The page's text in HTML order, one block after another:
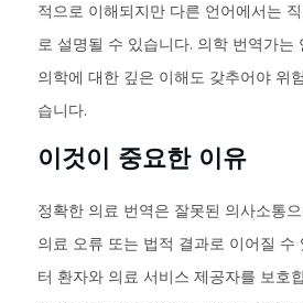
적으로 이해되지만 다른 언어에서는
로 설명될 수 있습니다. 의학 번역가는
의학에 대한 깊은 이해도 갖추어야 위
습니다.
이것이 중요한 이유
정확한 의료 번역은 잘못된 의사소통
의료 오류 또는 법적 결과로 이어질 수
터 환자와 의료 서비스 제공자를 보호